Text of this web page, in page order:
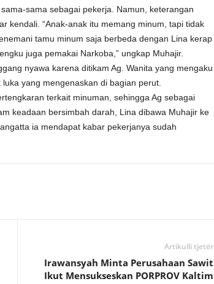
sama sebagai pekerja. Namun, keterangan
kendali. “Anak-anak itu memang minum, tapi tidak
tamu minum saja berbeda dengan Lina kerap
juga pemakai Narkoba,” ungkap Muhajir.
nyawa karena ditikam Ag. Wanita yang mengaku
yang mengenaskan di bagian perut.
terkait minuman, sehingga Ag sebagai
keadaan bersimbah darah, Lina dibawa Muhajir ke
ia mendapat kabar pekerjanya sudah
Artikulli tjetër
Irawansyah Minta Perusahaan Sawit
Ikut Mensukseskan PORPROV Kaltim